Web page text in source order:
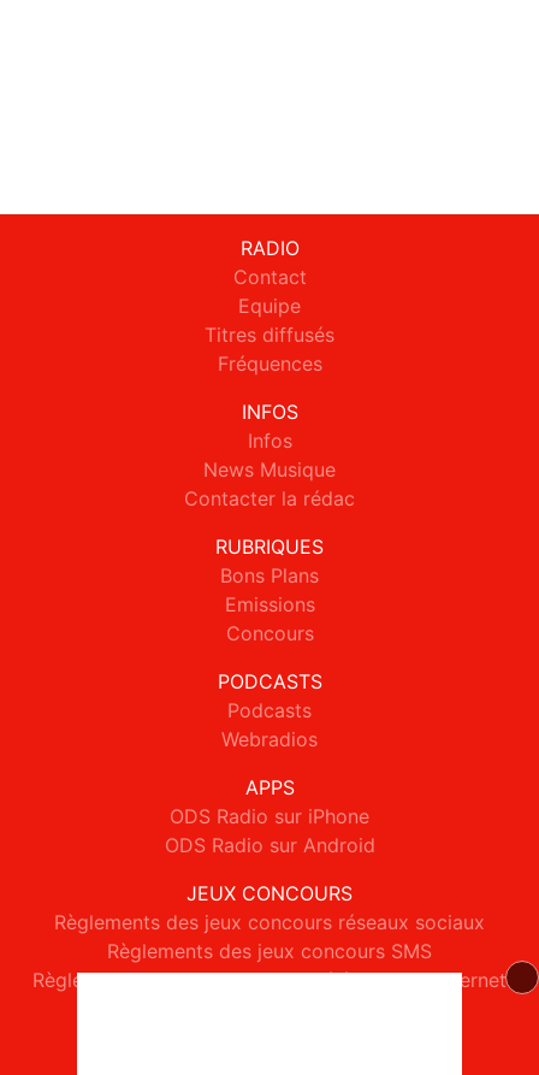
RADIO
Contact
Equipe
Titres diffusés
Fréquences
INFOS
Infos
News Musique
Contacter la rédac
RUBRIQUES
Bons Plans
Emissions
Concours
PODCASTS
Podcasts
Webradios
APPS
ODS Radio sur iPhone
ODS Radio sur Android
JEUX CONCOURS
Règlements des jeux concours réseaux sociaux
Règlements des jeux concours SMS
Règlements des jeux concours téléphone et internet